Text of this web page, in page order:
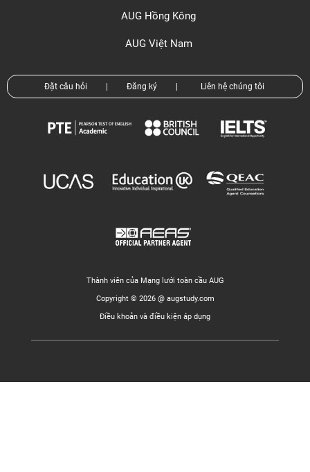
AUG Hồng Kông
AUG Việt Nam
Đặt câu hỏi Đăng ký Liên hệ chúng tôi
Thành viên của Mạng lưới toàn cầu AUG
Copyright © 2026 @ augstudy.com
Điều khoản và điều kiện áp dụng